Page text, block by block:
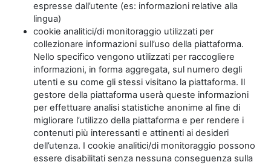
espresse dall’utente (es: informazioni relative alla
lingua)
cookie analitici/di monitoraggio utilizzati per
collezionare informazioni sull’uso della piattaforma.
Nello specifico vengono utilizzati per raccogliere
informazioni, in forma aggregata, sul numero degli
utenti e su come gli stessi visitano la piattaforma. Il
gestore della piattaforma userà queste informazioni
per effettuare analisi statistiche anonime al fine di
migliorare l’utilizzo della piattaforma e per rendere i
contenuti più interessanti e attinenti ai desideri
dell’utenza. I cookie analitici/di monitoraggio possono
essere disabilitati senza nessuna conseguenza sulla